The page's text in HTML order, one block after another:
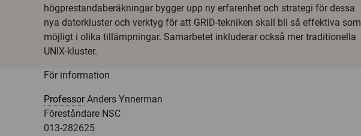
högprestandaberäkningar bygger upp ny erfarenhet och strategi för dessa
nya datorkluster och verktyg för att GRID-tekniken skall bli så effektiva som
möjligt i olika tillämpningar. Samarbetet inkluderar också mer traditionella
UNIX-kluster.
För information
ProfessorAnders Ynnerman
Föreståndare NSC
013-282625